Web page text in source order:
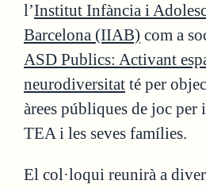
l’Institut Infància i
Barcelona (IIAB) com a
ASD Publics: Activant
neurodiversitat té per
àrees públiques de joc per
TEA i les seves famílies.
El col·loqui reunirà a